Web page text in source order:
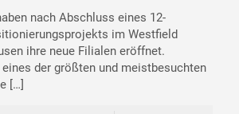
nach Abschluss eines 12-
im Westfield
ihre neue Filialen eröffnet.
der größten und meistbesuchten
[…]